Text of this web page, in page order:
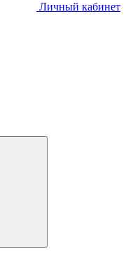
Личный кабинет